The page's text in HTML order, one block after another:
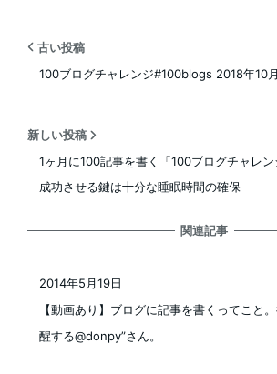
古い投稿
100ブログチャレンジ#100blogs 2018年10
新しい投稿
1ヶ月に100記事を書く「100ブログチャレ
成功させる鍵は十分な睡眠時間の確保
関連記事
【動画あり】ブログに記事を書くってこと
醒する@donpy”さん。
2014年5月19日